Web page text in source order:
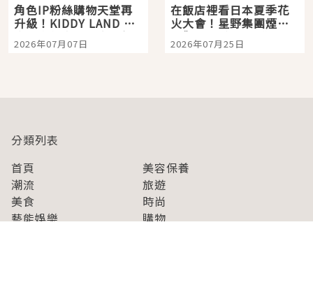
角色IP粉絲購物天堂再
升級！KIDDY LAND 原
宿店吉伊卡哇迎客，新
開幕 OMOKADO 店3分
2026年07月07日
在飯店裡看日本夏季花
火大會！星野集團煙火
景觀飯店6選，讓你不用
人擠人悠閒欣賞
2026年07月25日
分類列表
首頁
美容保養
潮流
旅遊
美食
時尚
藝能娛樂
購物